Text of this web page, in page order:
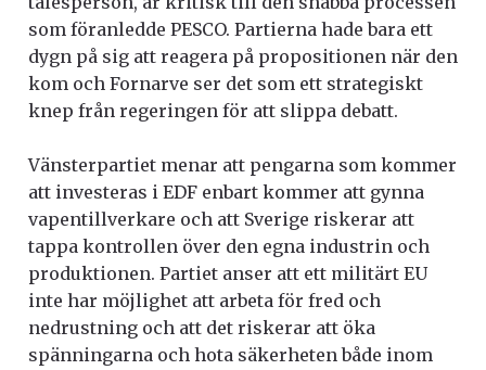
som föranledde PESCO. Partierna hade bara ett
dygn på sig att reagera på propositionen när den
kom och Fornarve ser det som ett strategiskt
knep från regeringen för att slippa debatt.
Vänsterpartiet menar att pengarna som kommer
att investeras i EDF enbart kommer att gynna
vapentillverkare och att Sverige riskerar att
tappa kontrollen över den egna industrin och
produktionen. Partiet anser att ett militärt EU
inte har möjlighet att arbeta för fred och
nedrustning och att det riskerar att öka
spänningarna och hota säkerheten både inom